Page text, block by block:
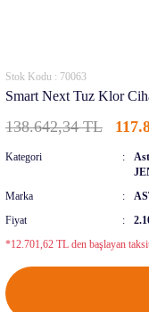
Stok Kodu : 70063
Smart Next Tuz Klor
138.642,34 TL
Kategori
Marka
Fiyat
*12.701,62 TL den başlayan